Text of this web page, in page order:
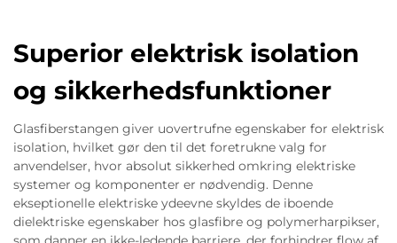
Superior elektrisk isolation
og sikkerhedsfunktioner
Glasfiberstangen giver uovertrufne egenskaber for elektrisk
isolation, hvilket gør den til det foretrukne valg for
anvendelser, hvor absolut sikkerhed omkring elektriske
systemer og komponenter er nødvendig. Denne
ekseptionelle elektriske ydeevne skyldes de iboende
dielektriske egenskaber hos glasfibre og polymerharpikser,